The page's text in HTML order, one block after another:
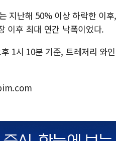
지난해 50% 이상 하락한 이
이후 최대 연간 낙폭이었다.
1시 10분 기준, 트레저리 와